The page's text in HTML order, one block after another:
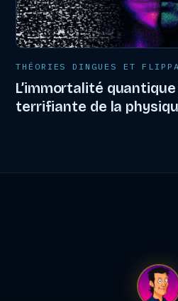
THÉORIES DINGUES ET
L’immortalité
terrifiante de la